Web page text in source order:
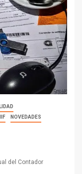
NOVEDADES
del Contador